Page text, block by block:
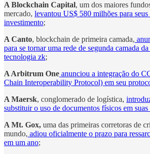
A Blockchain Capital, um dos maiores
mercado, levantou US$ 580 milhões para
investimento;
A Canto, blockchain de primeira camada,
para se tornar uma rede de segunda camada
tecnologia zk;
A Arbitrum One anunciou a integração do
Chain Interoperability Protocol) em seu
A Maersk, conglomerado de logística,
substituir o uso de documentos físicos em
A Mt. Gox, uma das primeiras corretoras de
mundo, adiou oficialmente o prazo para
em um ano;